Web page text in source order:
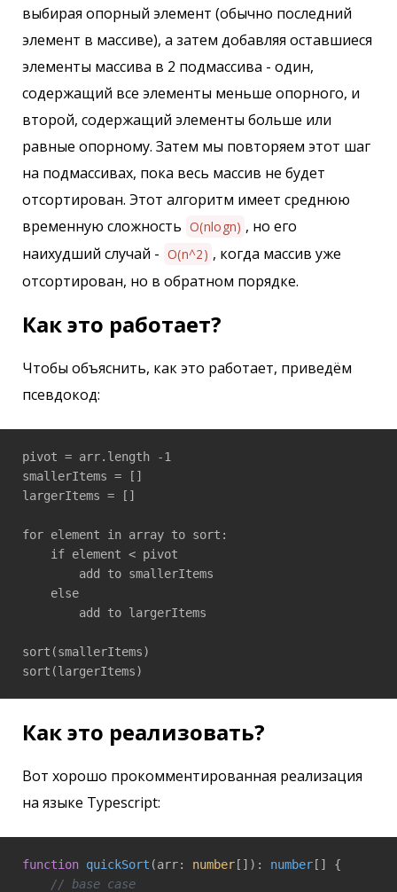
выбирая опорный элемент (обычно последний
элемент в массиве), а затем добавляя оставшиеся
элементы массива в 2 подмассива - один,
содержащий все элементы меньше опорного, и
второй, содержащий элементы больше или
равные опорному. Затем мы повторяем этот шаг
на подмассивах, пока весь массив не будет
отсортирован. Этот алгоритм имеет среднюю
временную сложность O(nlogn) , но его
наихудший случай - O(n^2) , когда массив уже
отсортирован, но в обратном порядке.
Как это работает?
Чтобы объяснить, как это работает, приведём
псевдокод:
pivot = arr.length -1
smallerItems = []
largerItems = []
for element in array to sort:
    if element < pivot
        add to smallerItems
    else
        add to largerItems
sort(smallerItems)
sort(largerItems)
Как это реализовать?
Вот хорошо прокомментированная реализация
на языке Typescript:
function quickSort (arr: number [] ): number [] {
// base case